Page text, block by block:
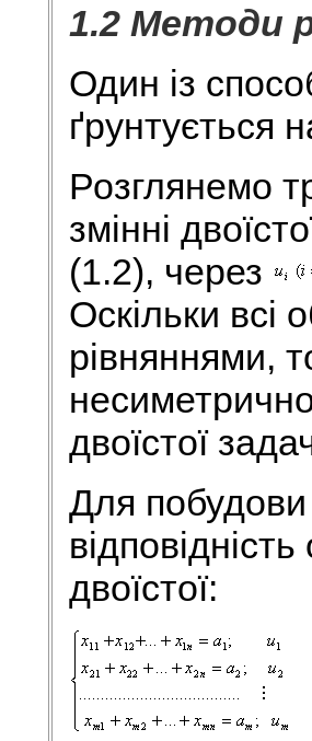
1.2 Методи
Один із
ґрунтується
Розглянемо
змінні
(1.2), через
Оскільки всі
рівняннями,
двоїстої
Для побудови
двоїстої: